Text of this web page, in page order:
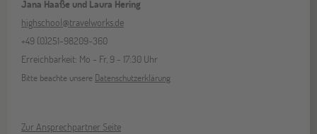
Jana Haaße und Laura Hering
highschool@travelworks.de
+49 (0)251-98209-360
Erreichbarkeit: Mo - Fr, 9 - 17:30 Uhr
Bitte beachte unsere Datenschutzerklärung
Zur Ansprechpartner Seite